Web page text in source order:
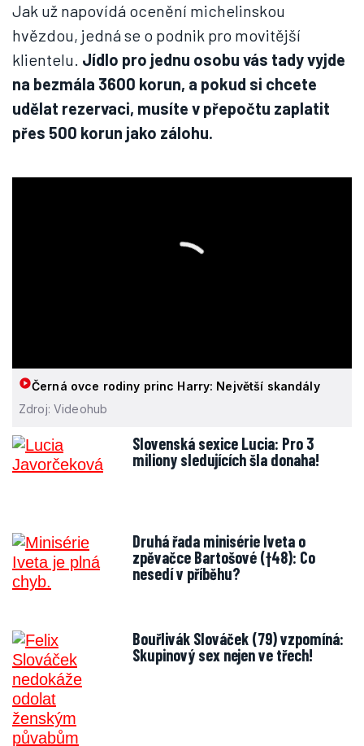
Jak už napovídá ocenění michelinskou
hvězdou, jedná se o podnik pro movitější
klientelu. Jídlo pro jednu osobu vás tady vyjde
na bezmála 3600 korun, a pokud si chcete
udělat rezervaci, musíte v přepočtu zaplatit
přes 500 korun jako zálohu.
Černá ovce rodiny princ Harry: Největší skandály
Zdroj: Videohub
Slovenská sexice Lucia: Pro 3
miliony sledujících šla donaha!
Druhá řada minisérie Iveta o
zpěvačce Bartošové (†48): Co
nesedí v příběhu?
Bouřlivák Slováček (79) vzpomíná:
Skupinový sex nejen ve třech!